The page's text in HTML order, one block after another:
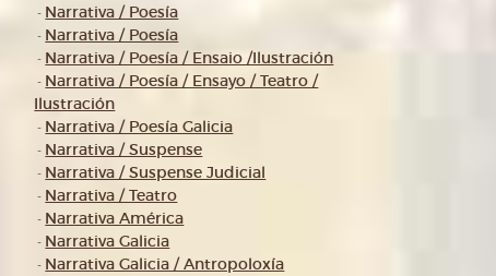
- Narrativa / Poesía
- Narrativa / Poesía
- Narrativa / Poesía / Ensaio /Ilustración
- Narrativa / Poesía / Ensayo / Teatro /
Ilustración
- Narrativa / Poesía Galicia
- Narrativa / Suspense
- Narrativa / Suspense Judicial
- Narrativa / Teatro
- Narrativa América
- Narrativa Galicia
- Narrativa Galicia / Antropoloxía